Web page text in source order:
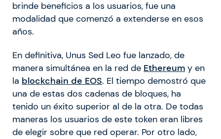
brinde beneficios a los usuarios, fue una
modalidad que comenzó a extenderse en esos
años.
En definitiva, Unus Sed Leo fue lanzado, de
manera simultánea en la red de Ethereum y en
la blockchain de EOS. El tiempo demostró que
una de estas dos cadenas de bloques, ha
tenido un éxito superior al de la otra. De todas
maneras los usuarios de este token eran libres
de elegir sobre que red operar. Por otro lado,